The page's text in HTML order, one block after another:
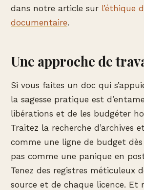
dans notre article sur l’éthique
documentaire.
Une approche de
Si vous faites un doc qui
la sagesse pratique est
libérations et de les budgéter
Traitez la recherche d’archives
comme une ligne de budget
pas comme une panique en
Tenez des registres méticuleux
source et de chaque licence. Et